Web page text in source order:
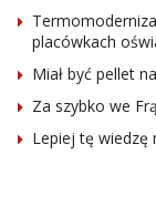
placówkach
Miał być pellet
Za szybko we
Lepiej tę wiedzę